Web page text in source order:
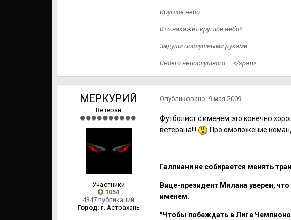
Круглое небо.
Кто накажет круглое небо?
Задуши послушными руками
Своего непослушного ... </span>
МЕРКУРИЙ
Ветеран
Участники
1054
4347 публикаций
Город: г. Астрахань
Опубликовано: 9 мая 2009
Футболист с именем это конечно
ветерана!!!
Про омоложение
Галлиани не собирается менять
Вице-президент Милана уверен,
именем.
"Чтобы побеждать в Лиге